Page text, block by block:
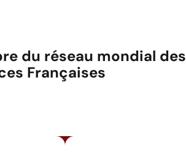
du réseau mondial des
Françaises